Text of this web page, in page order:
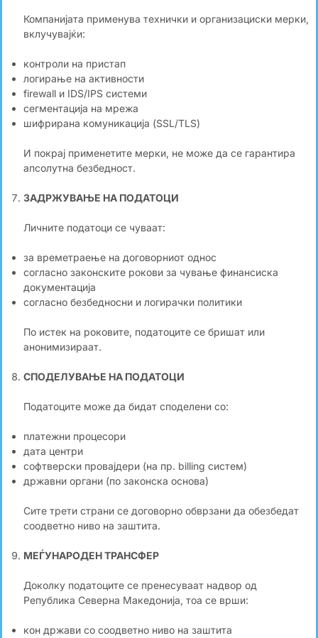
Компанијата применува технички и организациски мерки,
вклучувајќи:
контроли на пристап
логирање на активности
firewall и IDS/IPS системи
сегментација на мрежа
шифрирана комуникација (SSL/TLS)
И покрај применетите мерки, не може да се гарантира
апсолутна безбедност.
ЗАДРЖУВАЊЕ НА ПОДАТОЦИ
Личните податоци се чуваат:
за времетраење на договорниот однос
согласно законските рокови за чување финансиска
документација
согласно безбедносни и логирачки политики
По истек на роковите, податоците се бришат или
анонимизираат.
СПОДЕЛУВАЊЕ НА ПОДАТОЦИ
Податоците може да бидат споделени со:
платежни процесори
дата центри
софтверски провајдери (на пр. billing систем)
државни органи (по законска основа)
Сите трети страни се договорно обврзани да обезбедат
соодветно ниво на заштита.
МЕЃУНАРОДЕН ТРАНСФЕР
Доколку податоците се пренесуваат надвор од
Република Северна Македонија, тоа се врши:
кон држави со соодветно ниво на заштита